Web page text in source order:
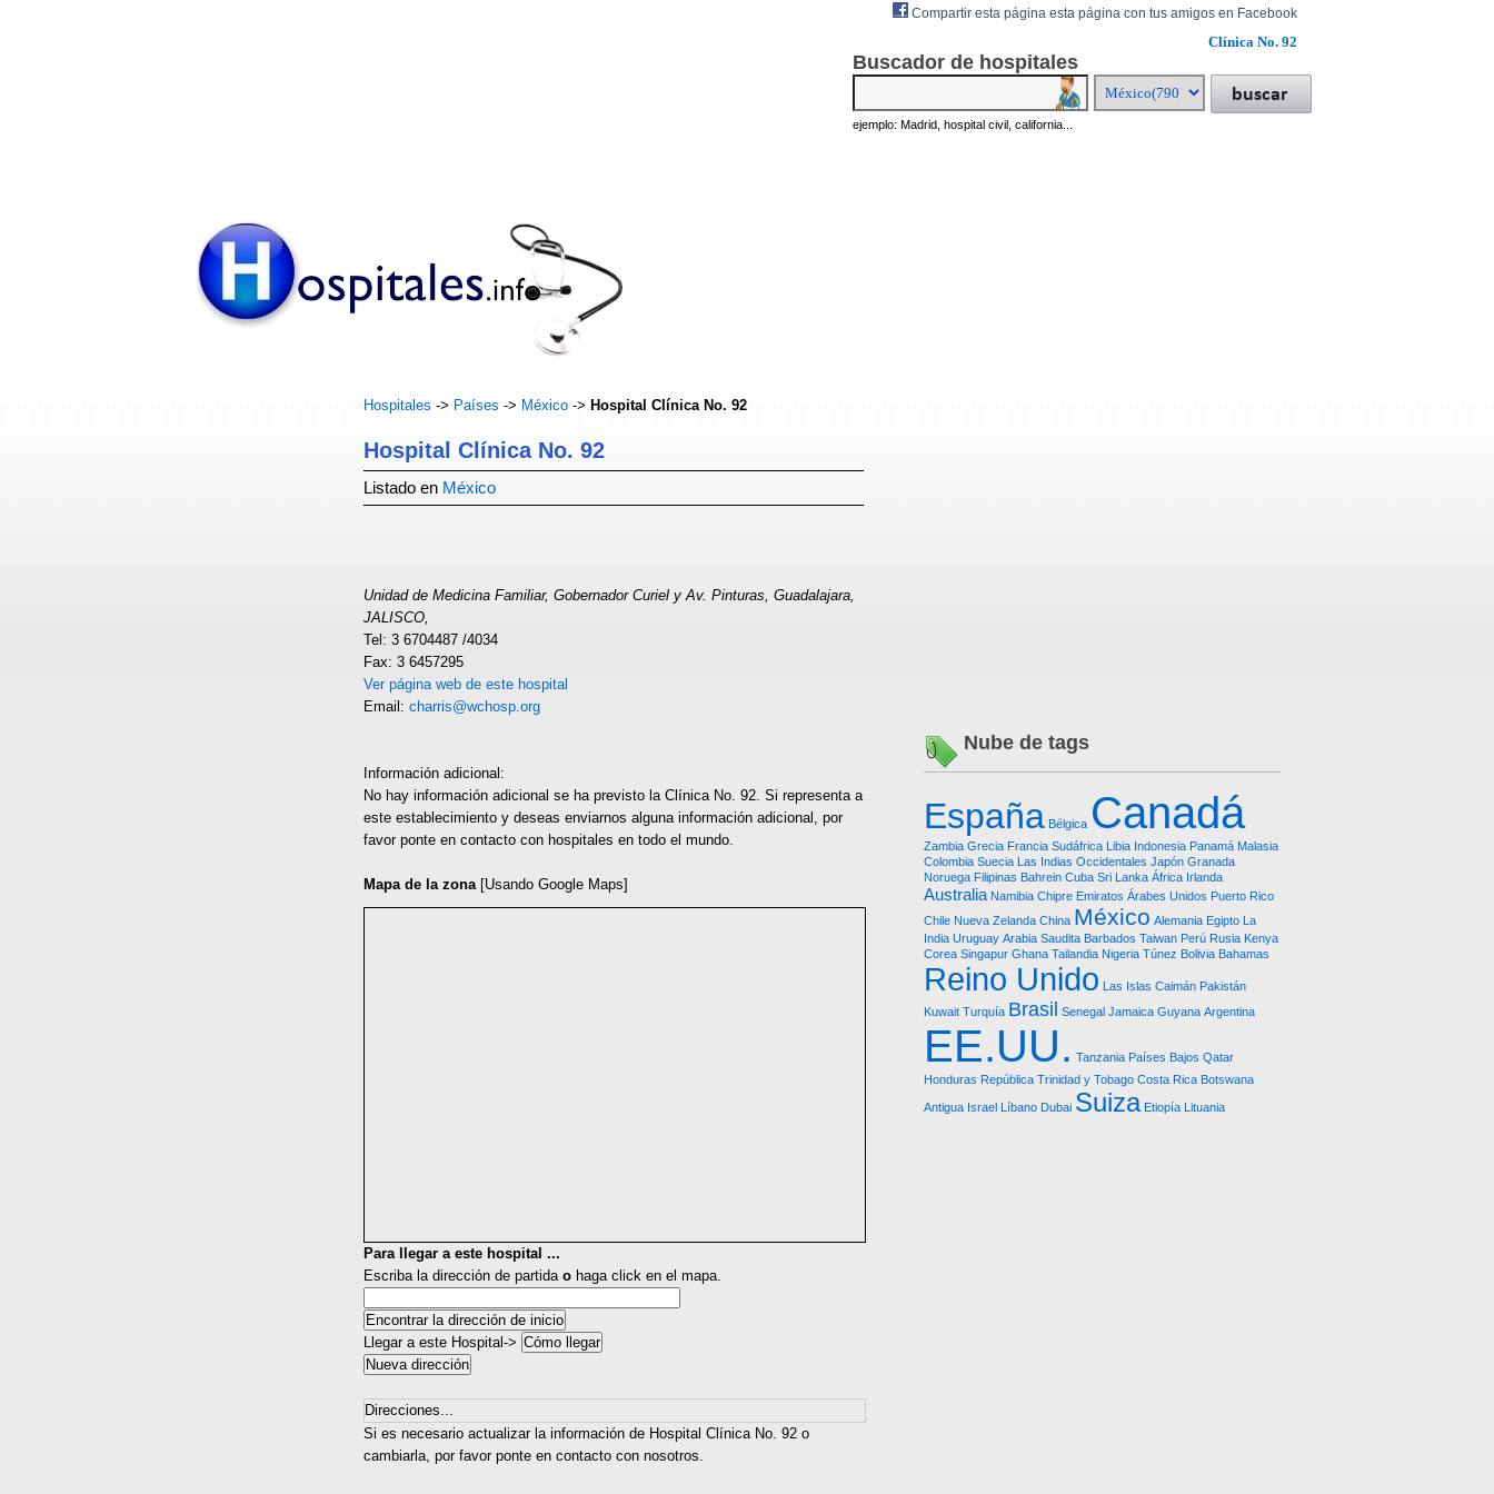
Clínica No. 92
Buscador de hospitales
ejemplo: Madrid, hospital civil, california...
Hospitales -> Países -> México -> Hospital Clínica No. 92
Hospital Clínica No. 92
Listado en México
Unidad de Medicina Familiar, Gobernador Curiel y Av. Pinturas, Guadalajara,
JALISCO,
Tel: 3 6704487 /4034
Fax: 3 6457295
Ver página web de este hospital
Email: charris@wchosp.org
Información adicional:
No hay información adicional se ha previsto la Clínica No. 92. Si representa a
este establecimiento y deseas enviarnos alguna información adicional, por
favor ponte en contacto con hospitales en todo el mundo.
Mapa de la zona[Usando Google Maps]
Para llegar a este hospital ...
Escriba la dirección de partida o haga click en el mapa.
Llegar a este Hospital->
Direcciones...
Si es necesario actualizar la información de Hospital Clínica No. 92 o
cambiarla, por favor ponte en contacto con nosotros.
Nube de tags
España Bélgica Canadá
Zambia Grecia Francia Sudáfrica Libia Indonesia Panamá Malasia
Colombia Suecia Las Indias Occidentales Japón Granada
Noruega Filipinas Bahrein Cuba Sri Lanka África Irlanda
Australia Namibia Chipre Emiratos Árabes Unidos Puerto Rico
Chile Nueva Zelanda China México Alemania Egipto La
India Uruguay Arabia Saudita Barbados Taiwan Perú Rusia Kenya
Corea Singapur Ghana Tailandia Nigeria Túnez Bolivia Bahamas
Reino Unido Las Islas Caimán Pakistán
Kuwait Turquía Brasil Senegal Jamaica Guyana Argentina
EE.UU. Tanzania Países Bajos Qatar
Honduras República Trinidad y Tobago Costa Rica Botswana
Antigua Israel Líbano Dubai Suiza Etiopía Lituania
Compartir esta página esta página con tus amigos en Facebook